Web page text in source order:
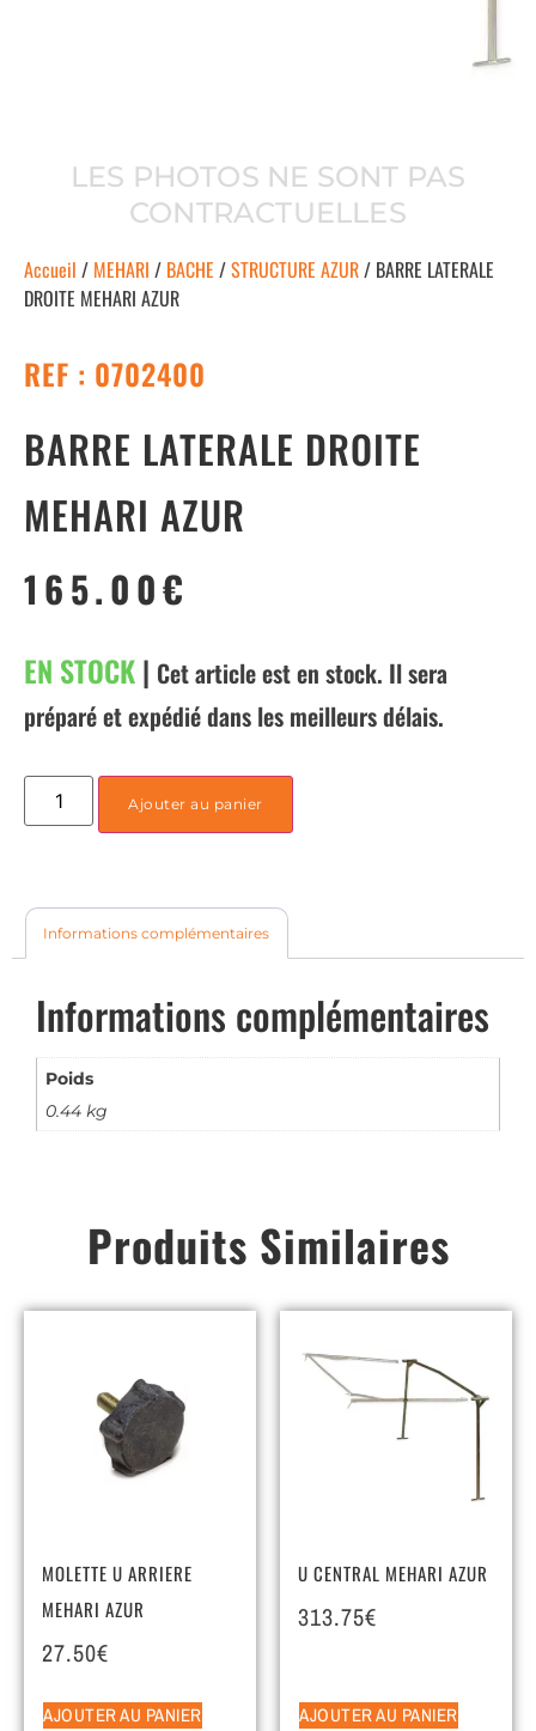
LES PHOTOS NE SONT PAS
CONTRACTUELLES
Accueil / MEHARI / BACHE /STRUCTURE AZUR/ BARRE LATERALE
DROITE MEHARI AZUR
REF : 0702400
BARRE LATERALE DROITE
MEHARI AZUR
165.00€
EN STOCK| Cet article est en stock. Il sera
préparé et expédié dans les meilleurs délais.
Ajouter au panier
Informations complémentaires
Informations complémentaires
Poids
0.44 kg
Produits Similaires
MOLETTE U ARRIERE
MEHARI AZUR
27.50€
AJOUTER AU PANIER
U CENTRAL MEHARI AZUR
313.75€
AJOUTER AU PANIER